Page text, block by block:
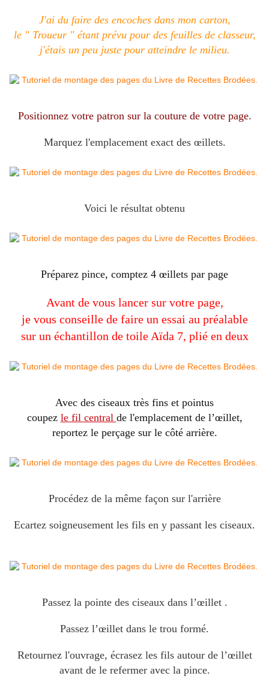
J'ai du faire des encoches dans mon carton,
le " Troueur " étant prévu pour des feuilles de classeur,
j'étais un peu juste pour atteindre le milieu.
Positionnez votre patron sur la couture de votre page.
Marquez l'emplacement exact des œillets.
Voici le résultat obtenu
Préparez pince, comptez 4 œillets par page
Avant de vous lancer sur votre page,
je vous conseille de faire un essai au préalable
sur un échantillon de toile Aïda 7, plié en deux
Avec des ciseaux très fins et pointus
coupez le fil central de l'emplacement de l’œillet,
reportez le perçage sur le côté arrière.
Procédez de la même façon sur l'arrière
Ecartez soigneusement les fils en y passant les ciseaux.
Passez la pointe des ciseaux dans l’œillet .
Passez l’œillet dans le trou formé.
Retournez l'ouvrage, écrasez les fils autour de l’œillet
avant de le refermer avec la pince.